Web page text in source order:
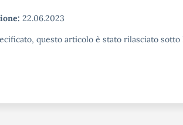
22.06.2023
questo articolo è stato rilasciato